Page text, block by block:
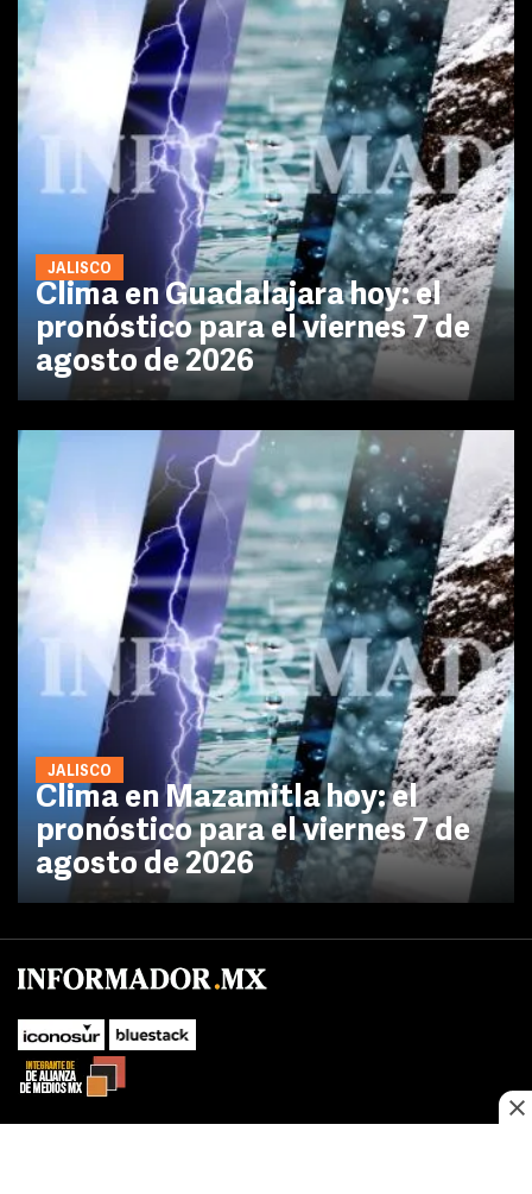
JALISCO
Clima en Guadalajara hoy: el
pronóstico para el viernes 7 de
agosto de 2026
JALISCO
Clima en Mazamitla hoy: el
pronóstico para el viernes 7 de
agosto de 2026